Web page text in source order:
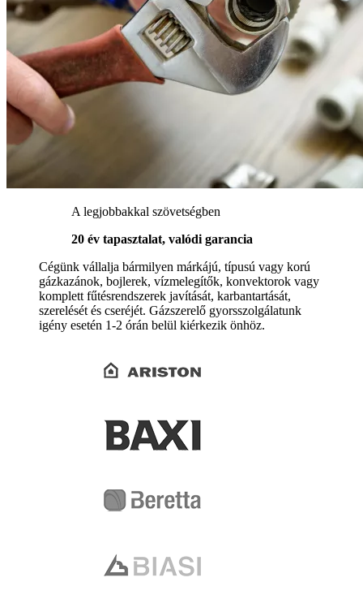
A legjobbakkal szövetségben
20 év tapasztalat, valódi garancia
Cégünk vállalja bármilyen márkájú, típusú vagy korú
gázkazánok, bojlerek, vízmelegítők, konvektorok vagy
komplett fűtésrendszerek javítását, karbantartását,
szerelését és cseréjét. Gázszerelő gyorsszolgálatunk
igény esetén 1-2 órán belül kiérkezik önhöz.